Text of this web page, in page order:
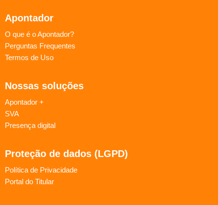
Apontador
O que é o Apontador?
Perguntas Frequentes
Termos de Uso
Nossas soluções
Apontador +
SVA
Presença digital
Proteção de dados (LGPD)
Política de Privacidade
Portal do Titular